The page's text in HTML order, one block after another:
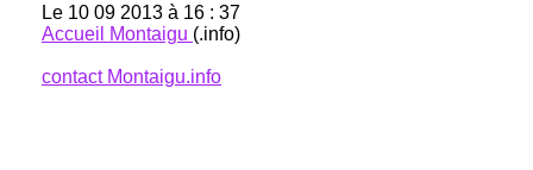
Le 10 09 2013 à 16 : 37
Accueil Montaigu (.info)
contact Montaigu.info